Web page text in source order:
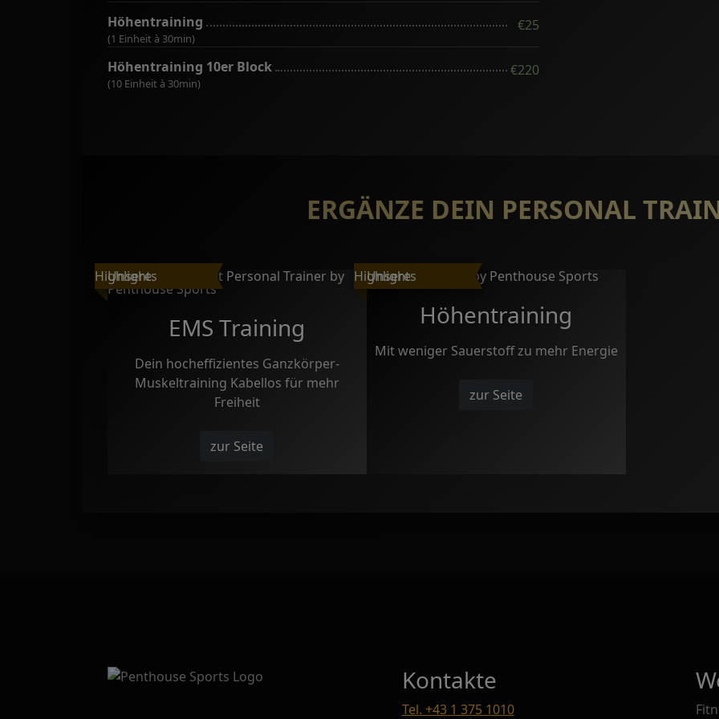
Höhentraining
(1 Einheit à 30min)
€25
Höhentraining 10er Block
(10 Einheit à 30min)
€220
ERGÄNZE DEIN PERSONAL
EMS Training
Dein hocheffizientes Ganzkörper-
Muskeltraining Kabellos für mehr
Freiheit
zur Seite
Höhentraining
Mit weniger Sauerstoff zu mehr Energie
zur Seite
Kontakte
Tel. +43 1 375 1010